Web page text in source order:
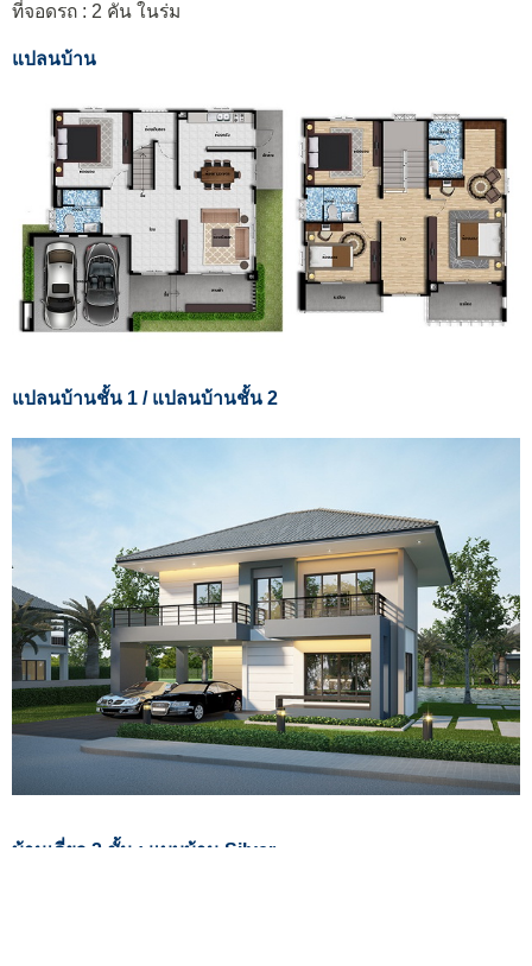
ที่จอดรถ : 2 คัน ในร่ม
แปลนบ้าน
แปลนบ้านชั้น 1 / แปลนบ้านชั้น 2
บ้านเดี่ยว 2 ชั้น : แบบบ้าน Silver